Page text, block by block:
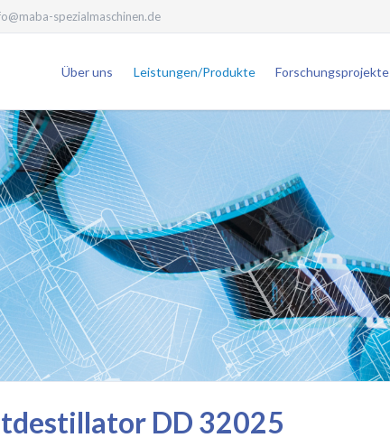
spezialmaschinen.de
Über uns Leistungen/Produkte Forschungsprojekte
DD 32025